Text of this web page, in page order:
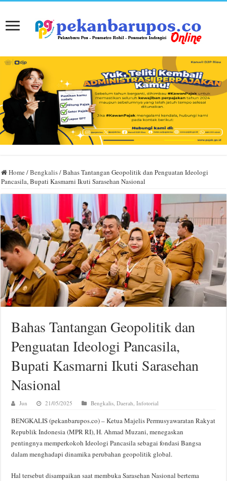
Home /Bengkalis/Bahas Tantangan Geopolitik dan Penguatan Ideologi
Pancasila, Bupati Kasmarni Ikuti Sarasehan Nasional
Bahas Tantangan Geopolitik dan
Penguatan Ideologi Pancasila,
Bupati Kasmarni Ikuti Sarasehan
Nasional
Jun 21/05/2025 Bengkalis,Daerah,Infotorial
BENGKALIS (pekanbarupos.co) – Ketua Majelis Permusyawaratan Rakyat
Republik Indonesia (MPR RI), H. Ahmad Muzani, menegaskan
pentingnya memperkokoh Ideologi Pancasila sebagai fondasi Bangsa
dalam menghadapi dinamika perubahan geopolitik global.
Hal tersebut disampaikan saat membuka Sarasehan Nasional bertema